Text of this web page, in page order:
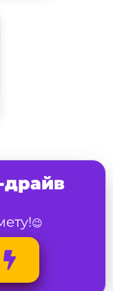
драйв
😉